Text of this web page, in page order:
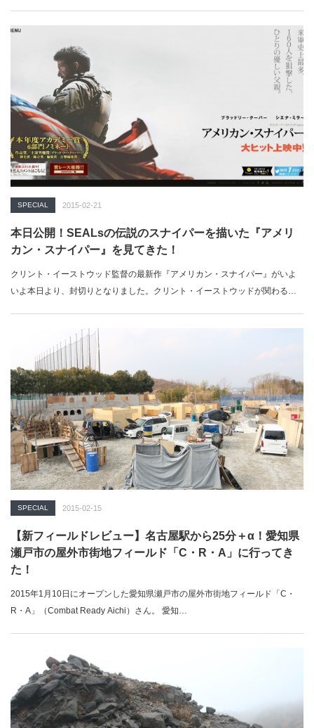
SPECIAL 2015-02-21
本日公開！SEALsの伝説のスナイパーを描いた『アメリ
カン・スナイパー』を見てきた！
クリント・イーストウッド監督の最新作『アメリカン・スナイパー』がいよ
いよ本日より、封切りとなりました。クリント・イーストウッドが関わる映
SPECIAL 2015-02-15
【新フィールドレビュー】名古屋駅から25分＋α！愛知県
瀬戸市の屋外市街地フィールド「C・R・A」に行ってき
た！
2015年1月10日にオープンした愛知県瀬戸市の屋外市街地フィールド「C・
R・A」（Combat Ready Aichi）さん。 愛知…